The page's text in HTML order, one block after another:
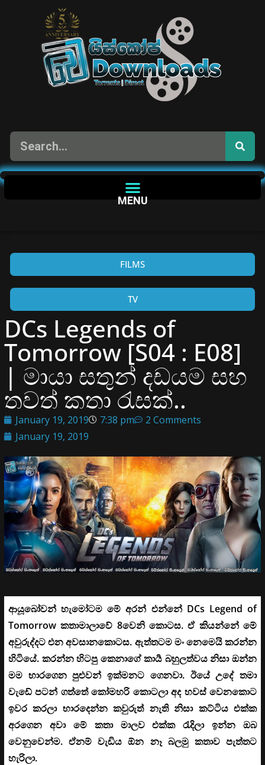
MENU
FILMS
TV
DCs Legends of
Tomorrow [S04 : E08]
| මායා සතුන් දඩයම සහ
තවත් කතා රැසක්..
January 19, 2019 7:38 pm
2 Comments
January 19, 2019
ආයූබෝවන් හැමෝටම මේ අරන් එන්නේ DCs Legend of
Tomorrow කතාමාලාවේ 8වෙනි කොටස. ඒ කියන්නේ මේ
අවුරුද්දට එන අවසානකොටස. ඇත්තටම මං නෙමෙයි කරන්න
හිටියේ. කරන්න හිටපු කෙනාගේ කාර්‍ය බහුලත්වය නිසා ඔන්න
මම භාරගෙන පුළුවන් ඉක්මනට ගෙනවා. ඊයේ උදේ තමා
වැඩේ පටන් ගත්තේ කෝමහරි කොටලා අද හවස් වෙනකොට
ඉවර කරලා භාරදෙන්න කවුරුත් නැති නිසා කට්ටිය එක්ක
අරගෙන අවා මේ කතා මාලව එක්ක රැදිලා ඉන්න ඔබ
වෙනුවෙන්ම. ඒනම් වැඩිය ඕන නෑ බලමු කතාව පැත්තට
හැරිලා.